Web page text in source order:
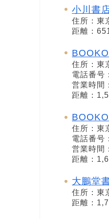
小川書
住所：東
距離：
住所：東
電話番号
営業時間
距離：
住所：東
電話番号
営業時間
距離：
大鵬堂
住所：東
距離：